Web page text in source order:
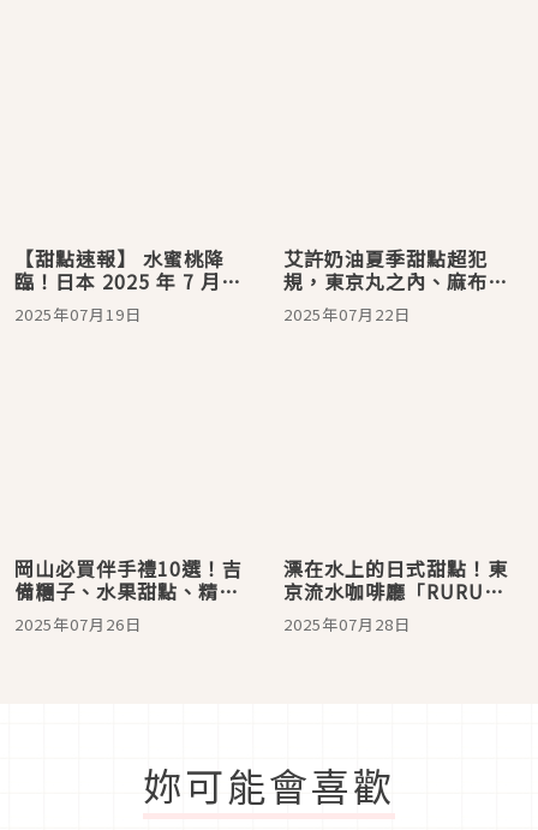
【甜點速報】 水蜜桃降
臨！日本 2025 年 7 月必
吃美麗甜點
2025年07月19日
艾許奶油夏季甜點超犯
規，東京丸之內、麻布台
之丘、大阪梅田等你來攻
略！
2025年07月22日
岡山必買伴手禮10選！吉
備糰子、水果甜點、精釀
啤酒一次打包
2025年07月26日
漂在水上的日式甜點！東
京流水咖啡廳「RURU
SHIBUYA」，在澀谷也能
感受日式庭園的清幽
2025年07月28日
妳可能會喜歡